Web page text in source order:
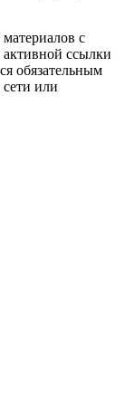
с
активной ссылки
обязательным
или